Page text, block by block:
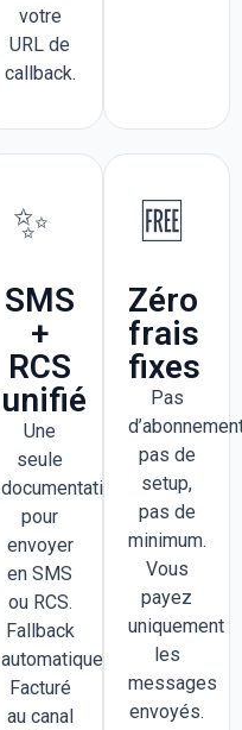
votre
URL de
callback.
✨
SMS
+
RCS
unifié
Une
seule
documentation
pour
envoyer
en SMS
ou RCS.
Fallback
automatique.
Facturé
au canal
🆓
Zéro
frais
fixes
Pas
pas de
setup,
pas de
minimum.
Vous
payez
uniquement
les
messages
envoyés.